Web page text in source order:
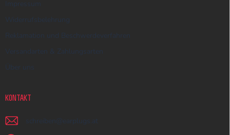
Impressum
Widerrufsbelehrung
Reklamation und Beschwerdeverfahren
Versandarten & Zahlungsarten
Über uns
KONTAKT
schreiben @ earplugs.at